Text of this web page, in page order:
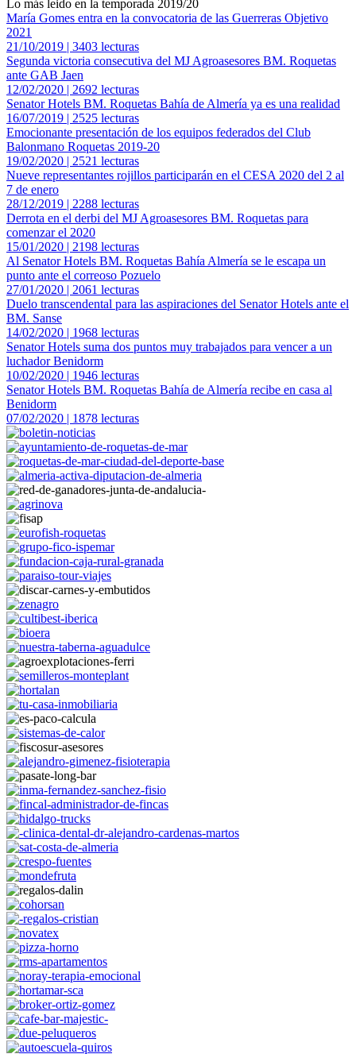
Lo más leido en la temporada 2019/20
María Gomes entra en la convocatoria de las Guerreras Objetivo
2021
21/10/2019 | 3403 lecturas
Segunda victoria consecutiva del MJ Agroasesores BM. Roquetas
ante GAB Jaen
12/02/2020 | 2692 lecturas
Senator Hotels BM. Roquetas Bahía de Almería ya es una realidad
16/07/2019 | 2525 lecturas
Emocionante presentación de los equipos federados del Club
Balonmano Roquetas 2019-20
19/02/2020 | 2521 lecturas
Nueve representantes rojillos participarán en el CESA 2020 del 2 al
7 de enero
28/12/2019 | 2288 lecturas
Derrota en el derbi del MJ Agroasesores BM. Roquetas para
comenzar el 2020
15/01/2020 | 2198 lecturas
Al Senator Hotels BM. Roquetas Bahía Almería se le escapa un
punto ante el correoso Pozuelo
27/01/2020 | 2061 lecturas
Duelo transcendental para las aspiraciones del Senator Hotels ante el
BM. Sanse
14/02/2020 | 1968 lecturas
Senator Hotels suma dos puntos muy trabajados para vencer a un
luchador Benidorm
10/02/2020 | 1946 lecturas
Senator Hotels BM. Roquetas Bahía de Almería recibe en casa al
Benidorm
07/02/2020 | 1878 lecturas